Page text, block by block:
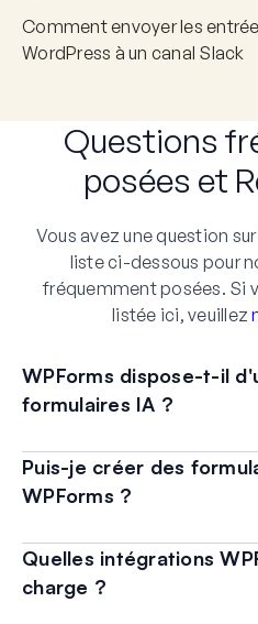
Comment envoyer les
WordPress à un canal Slack
Questions
posées et
Vous avez une question
liste ci-dessous pour
fréquemment posées. Si
listée ici, veuillez
WPForms dispose-t-il
formulaires IA ?
Puis-je créer des
WPForms ?
Quelles intégrations
charge ?